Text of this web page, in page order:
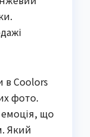
в Coolors
фото.
емоція, що
Який